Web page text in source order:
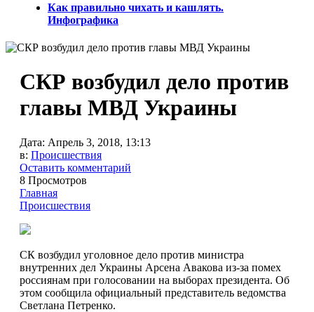
Как правильно чихать и кашлять.
Инфографика
СКР возбудил дело против
главы МВД Украины‍
Дата: Апрель 3, 2018, 13:13
в: Происшествия
Оставить комментарий
8 Просмотров
Главная
Происшествия
СК возбудил уголовное дело против министра
внутренних дел Украины Арсена Авакова из-за помех
россиянам при голосовании на выборах президента. Об
этом сообщила официальный представитель ведомства
Светлана Петренко.